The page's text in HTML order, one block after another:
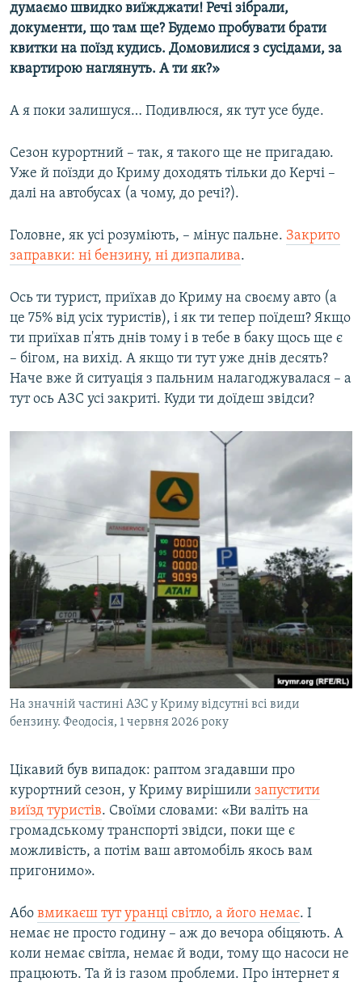
думаємо швидко виїжджати! Речі зібрали,
документи, що там ще? Будемо пробувати брати
квитки на поїзд кудись. Домовилися з сусідами, за
квартирою наглянуть. А ти як?»
А я поки залишуся… Подивлюся, як тут усе буде.
Сезон курортний – так, я такого ще не пригадаю.
Уже й поїзди до Криму доходять тільки до Керчі –
далі на автобусах (а чому, до речі?).
Головне, як усі розуміють, – мінус пальне. Закрито
заправки: ні бензину, ні дизпалива.
Ось ти турист, приїхав до Криму на своєму авто (а
це 75% від усіх туристів), і як ти тепер поїдеш? Якщо
ти приїхав п'ять днів тому і в тебе в баку щось ще є
– бігом, на вихід. А якщо ти тут уже днів десять?
Наче вже й ситуація з пальним налагоджувалася – а
тут ось АЗС усі закриті. Куди ти доїдеш звідси?
На значній частині АЗС у Криму відсутні всі види
бензину. Феодосія, 1 червня 2026 року
Цікавий був випадок: раптом згадавши про
курортний сезон, у Криму вирішили запустити
виїзд туристів. Своїми словами: «Ви валіть на
громадському транспорті звідси, поки ще є
можливість, а потім ваш автомобіль якось вам
пригонимо».
Або вмикаєш тут уранці світло, а його немає. І
немає не просто годину – аж до вечора обіцяють. А
коли немає світла, немає й води, тому що насоси не
працюють. Та й із газом проблеми. Про інтернет я